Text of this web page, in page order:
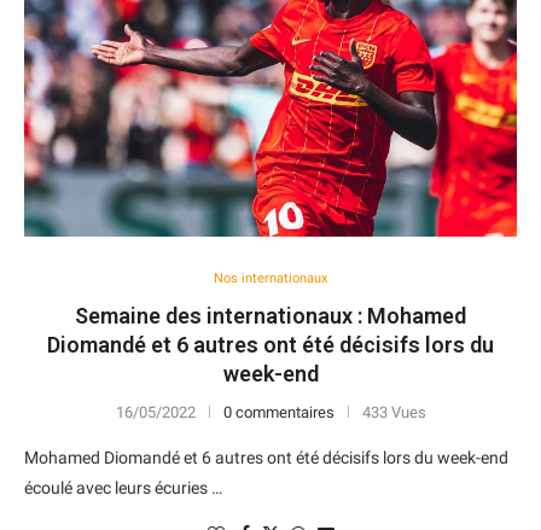
Nos internationaux
Semaine des internationaux : Mohamed
Diomandé et 6 autres ont été décisifs lors du
week-end
16/05/2022 0 commentaires 433 Vues
Mohamed Diomandé et 6 autres ont été décisifs lors du week-end
écoulé avec leurs écuries …